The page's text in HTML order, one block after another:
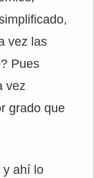
vez las
Pues
vez
grado que
y ahí lo